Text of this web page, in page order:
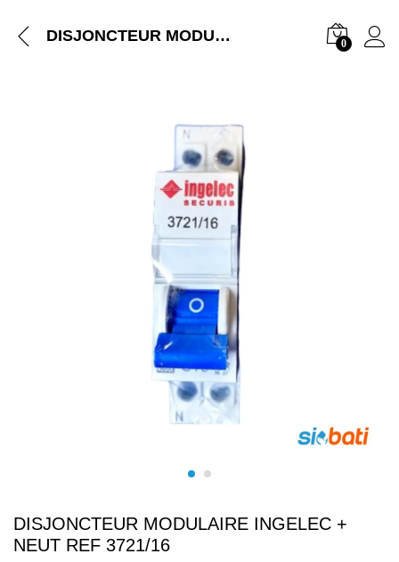
DISJONCTEUR MODULAIRE INGELEC + NEUT REF 3721/16 0
DISJONCTEUR MODULAIRE INGELEC +
NEUT REF 3721/16